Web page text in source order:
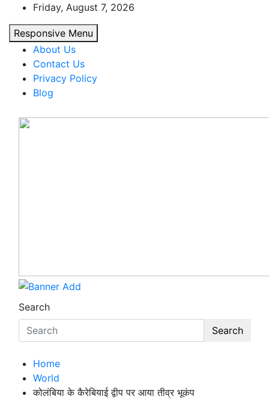
content
Friday, August 7, 2026
Responsive Menu
About Us
Contact Us
Privacy Policy
Blog
Search
Search
Home
World
कोलंबिया के कैरेबियाई द्वीप पर आया तीव्र भूकंप